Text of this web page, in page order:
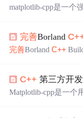
入的时候是以#号开
matplotlib-cpp是一个
丰富、界面美观的交
动态可视化效果。🚀 ## 为什么选择matplotlib-cpp与Qt集
完善Borland
完善BorlandC++
过PageControl的人知
“平坦”，没有“弹出”
C++ 第三方开
Matplotlib-cpp是一个